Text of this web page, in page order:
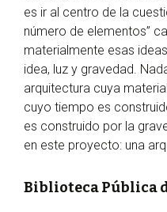
es ir al centro de la
número de elementos”
materialmente esas
idea, luz y gravedad.
arquitectura cuya
cuyo tiempo es
es construido por la
en este proyecto: una
Biblioteca Pública